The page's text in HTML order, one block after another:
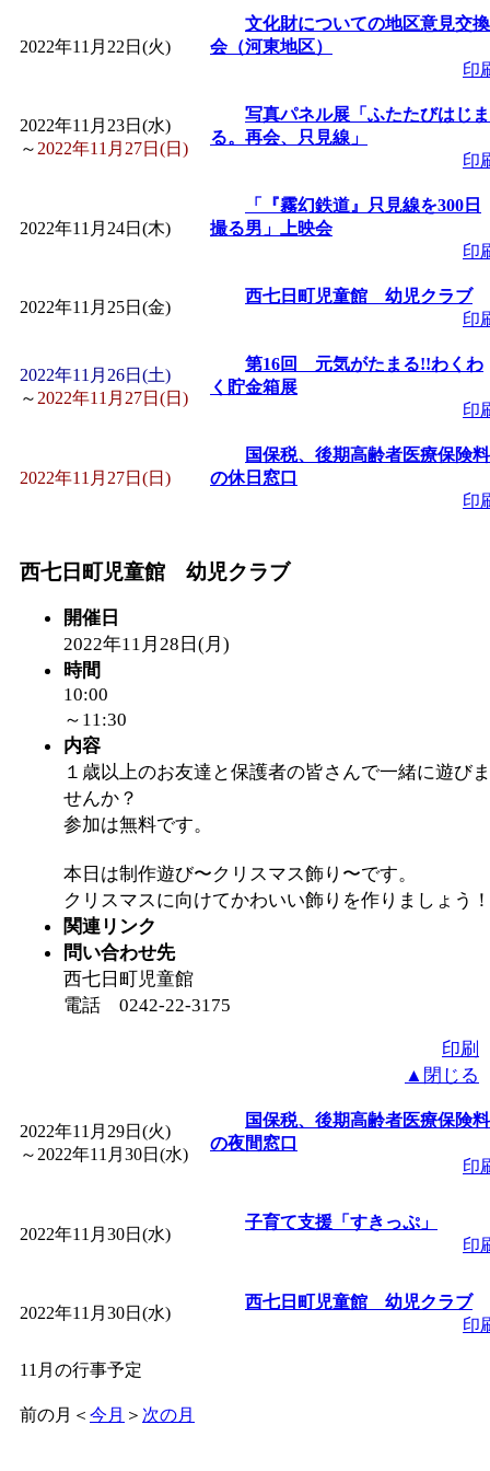
2022年11月22日(火)
文化財についての地区意見交換
会（河東地区）
印
2022年11月23日(水)
～ 2022年11月27日(日)
写真パネル展「ふたたびはじま
る。再会、只見線」
印
2022年11月24日(木)
「『霧幻鉄道』只見線を300日
撮る男」上映会
印
2022年11月25日(金)
西七日町児童館 幼児クラブ
印
2022年11月26日(土)
～ 2022年11月27日(日)
第16回 元気がたまる!!わくわ
く貯金箱展
印
2022年11月27日(日)
国保税、後期高齢者医療保険料
の休日窓口
印
西七日町児童館 幼児クラブ
開催日
2022年11月28日(月)
時間
10:00
～11:30
内容
１歳以上のお友達と保護者の皆さんで一緒に遊びま
せんか？
参加は無料です。
本日は制作遊び〜クリスマス飾り〜です。
クリスマスに向けてかわいい飾りを作りましょう！
関連リンク
問い合わせ先
西七日町児童館
電話 0242-22-3175
印刷
▲閉じる
2022年11月29日(火)
～ 2022年11月30日(水)
国保税、後期高齢者医療保険料
の夜間窓口
印
2022年11月30日(水)
子育て支援「すきっぷ」
印
2022年11月30日(水)
西七日町児童館 幼児クラブ
印
11月の行事予定
前の月 ＜ 今月 ＞ 次の月